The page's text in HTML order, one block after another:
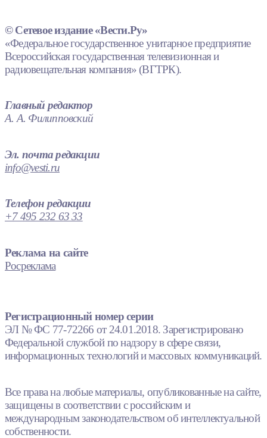
© Сетевое издание «Вести.Ру»
«Федеральное государственное унитарное предприятие
Всероссийская государственная телевизионная и
радиовещательная компания» (ВГТРК).
Главный редактор
А. А. Филипповский
Эл. почта редакции
info@vesti.ru
Телефон редакции
+7 495 232 63 33
Реклама на сайте
Росреклама
Регистрационный номер серии
ЭЛ № ФС 77-72266 от 24.01.2018. Зарегистрировано
Федеральной службой по надзору в сфере связи,
информационных технологий и массовых коммуникаций.
Все права на любые материалы, опубликованные на сайте,
защищены в соответствии с российским и
международным законодательством об интеллектуальной
собственности.